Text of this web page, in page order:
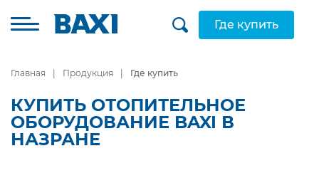
Где купить
Главная Продукция Где купить
КУПИТЬ ОТОПИТЕЛЬНОЕ
ОБОРУДОВАНИЕ BAXI В
НАЗРАНЕ